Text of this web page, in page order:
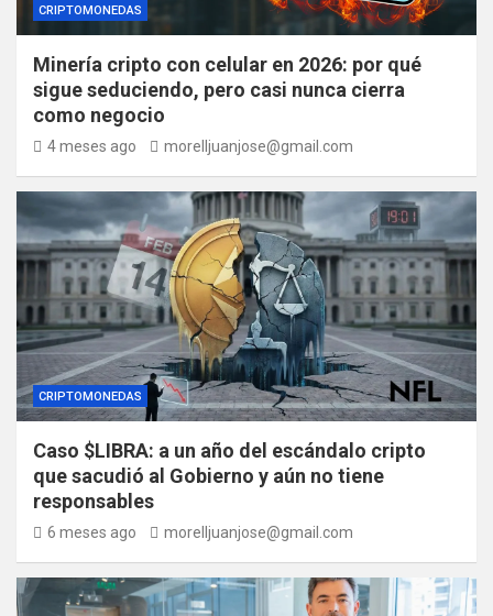
CRIPTOMONEDAS
Minería cripto con celular en 2026: por qué
sigue seduciendo, pero casi nunca cierra
como negocio
4 meses ago morelljuanjose@gmail.com
CRIPTOMONEDAS
Caso $LIBRA: a un año del escándalo cripto
que sacudió al Gobierno y aún no tiene
responsables
6 meses ago morelljuanjose@gmail.com